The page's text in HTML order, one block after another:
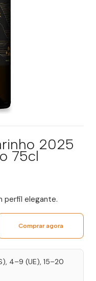
2025
75cl
perfil elegante.
Comprar agora
4–9 (UE), 15–20